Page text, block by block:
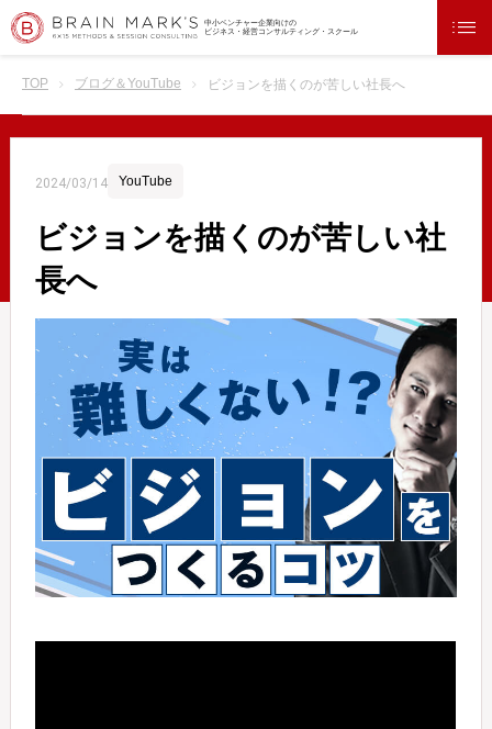
中小ベンチャー企業向けの
ビジネス・経営コンサルティング・スクール
TOP ブログ＆YouTube ビジョンを描くのが苦しい社長へ
2024/03/14 YouTube
ビジョンを描くのが苦しい社
長へ